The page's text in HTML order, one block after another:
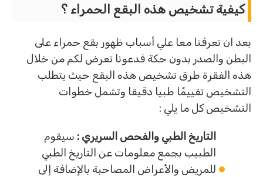
كيفية تشخيص هذه البقع الحمراء ؟
بعد ان تعرفنا معا علي أسباب ظهور بقع حمراء على
البطن والصدر بدون حكة فدعونا نعرض لكم من خلال
هذه الفقرة طرق تشخيص هذه البقع حيث يتطلب
التشخيص تقييمًا طبيا دقيقا وتشمل خطوات
التشخيص كل ما يلي :
التاريخ الطبي والفحص السريري : سيقوم
الطبيب بجمع معلومات عن التاريخ الطبي
للمريض والأعراض المصاحبة بالإضافة إلى